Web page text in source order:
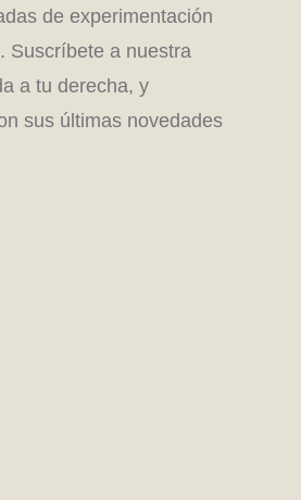
de experimentación
Suscríbete a nuestra
a tu derecha, y
sus últimas novedades